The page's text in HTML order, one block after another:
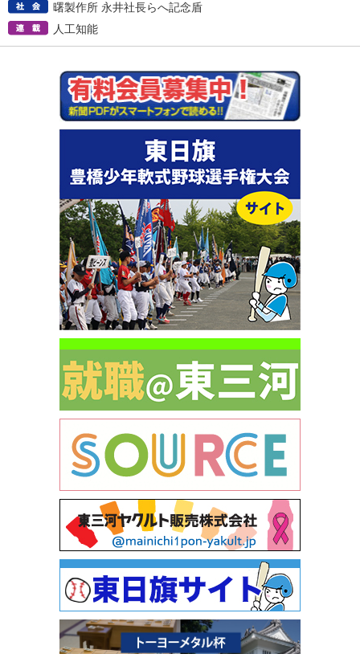
曙製作所 永井社長らへ記念盾
人工知能